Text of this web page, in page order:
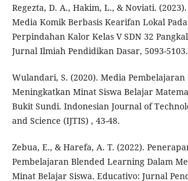
Regezta, D. A., Hakim, L., & Noviati.
Media Komik Berbasis Kearifan Lokal
Perpindahan Kalor Kelas V SDN 32
Jurnal Ilmiah Pendidikan Dasar, 5093-5103.
Wulandari, S. (2020). Media
Meningkatkan Minat Siswa Belajar
Bukit Sundi. Indonesian Journal of
and Science (IJTIS) , 43-48.
Zebua, E., & Harefa, A. T. (2022).
Pembelajaran Blended Learning Dalam
Minat Belajar Siswa. Educativo: Jurnal